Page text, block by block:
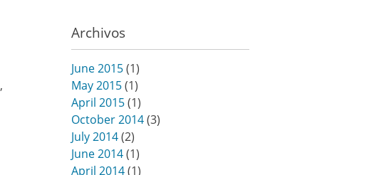
,
Archivos
June 2015(1)
May 2015(1)
April 2015(1)
October 2014(3)
July 2014(2)
June 2014(1)
April 2014(1)